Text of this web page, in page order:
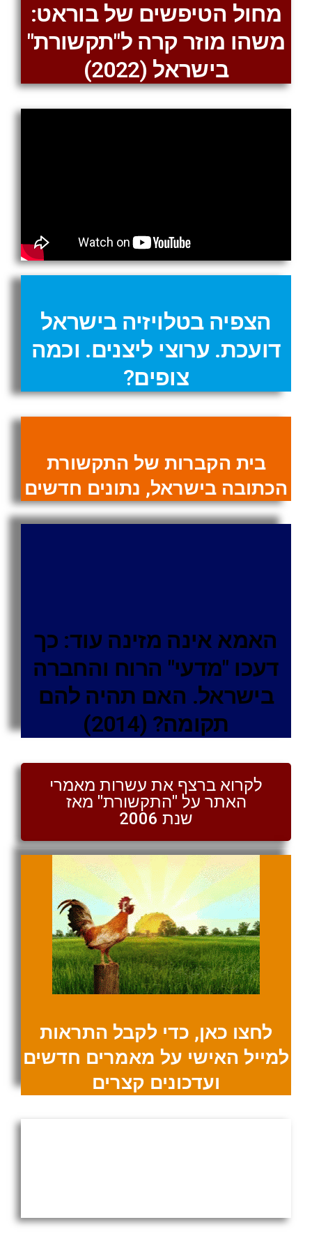
מחול הטיפשים של בוראט:
משהו מוזר קרה ל"תקשורת"
בישראל (2022)
הצפיה בטלויזיה בישראל
דועכת. ערוצי ליצנים. וכמה
צופים?
בית הקברות של התקשורת
הכתובה בישראל, נתונים חדשים
האמא אינה מזינה עוד: כך
דעכו "מדעי" הרוח והחברה
בישראל. האם תהיה להם
תקומה? (2014)
לקרוא ברצף את עשרות מאמרי
האתר על "התקשורת" מאז
שנת 2006
לחצו כאן, כדי לקבל התראות
למייל האישי על מאמרים חדשים
ועדכונים קצרים